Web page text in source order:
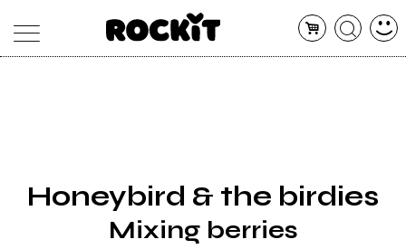
SHOP
RADIO
Honeybird & the birdies
Mixing berries